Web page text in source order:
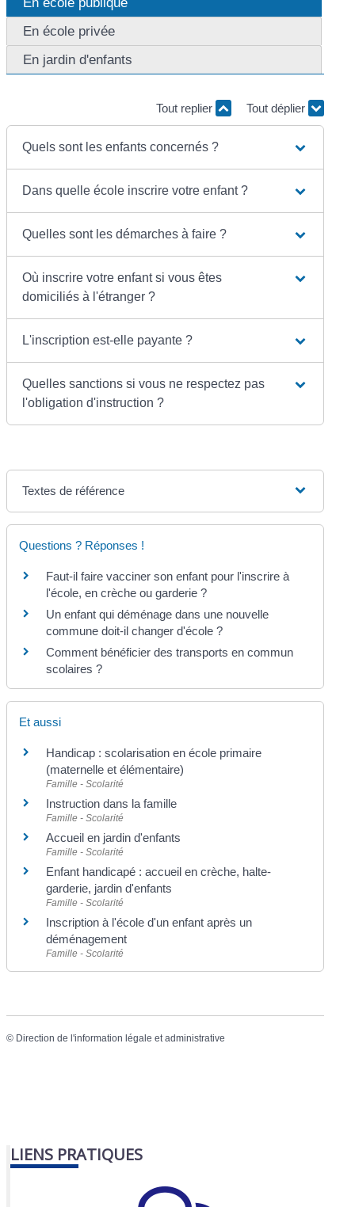
En école privée
En jardin d'enfants
Tout replier Tout déplier
Quels sont les enfants concernés ?
Dans quelle école inscrire votre enfant ?
Quelles sont les démarches à faire ?
Où inscrire votre enfant si vous êtes
domiciliés à l'étranger ?
L'inscription est-elle payante ?
Quelles sanctions si vous ne respectez pas
l'obligation d'instruction ?
Textes de référence
Questions ? Réponses !
Faut-il faire vacciner son enfant pour l'inscrire à
l'école, en crèche ou garderie ?
Un enfant qui déménage dans une nouvelle
commune doit-il changer d'école ?
Comment bénéficier des transports en commun
scolaires ?
Et aussi
Handicap : scolarisation en école primaire
(maternelle et élémentaire)
Famille - Scolarité
Instruction dans la famille
Famille - Scolarité
Accueil en jardin d'enfants
Famille - Scolarité
Enfant handicapé : accueil en crèche, halte-
garderie, jardin d'enfants
Famille - Scolarité
Inscription à l'école d'un enfant après un
déménagement
Famille - Scolarité
© Direction de l'information légale et administrative
LIENS PRATIQUES